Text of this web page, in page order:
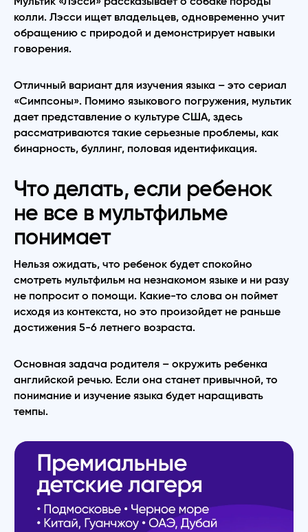
колли. Лэсси ищет владельцев, одновременно учит
обращению с природой и демонстрирует навыки
говорения.
Отличный вариант для изучения языка – это сериал
«Симпсоны». Помимо языкового погружения, мультик
дает представление о культуре США, здесь
рассматриваются такие серьезные проблемы, как
бинарность, буллинг, половая идентификация.
Что делать, если ребенок
не все в мультфильме
понимает
Нельзя ожидать, что ребенок будет спокойно
смотреть мультфильм на незнакомом языке и ни разу
не попросит о помощи. Какие-то слова он поймет
исходя из контекста, но это произойдет не раньше
достижения 5-6 летнего возраста.
Основная задача родителя – окружить ребенка
английской речью. Если она станет привычной, то
понимание и изучение языка будет наращивать
темпы.